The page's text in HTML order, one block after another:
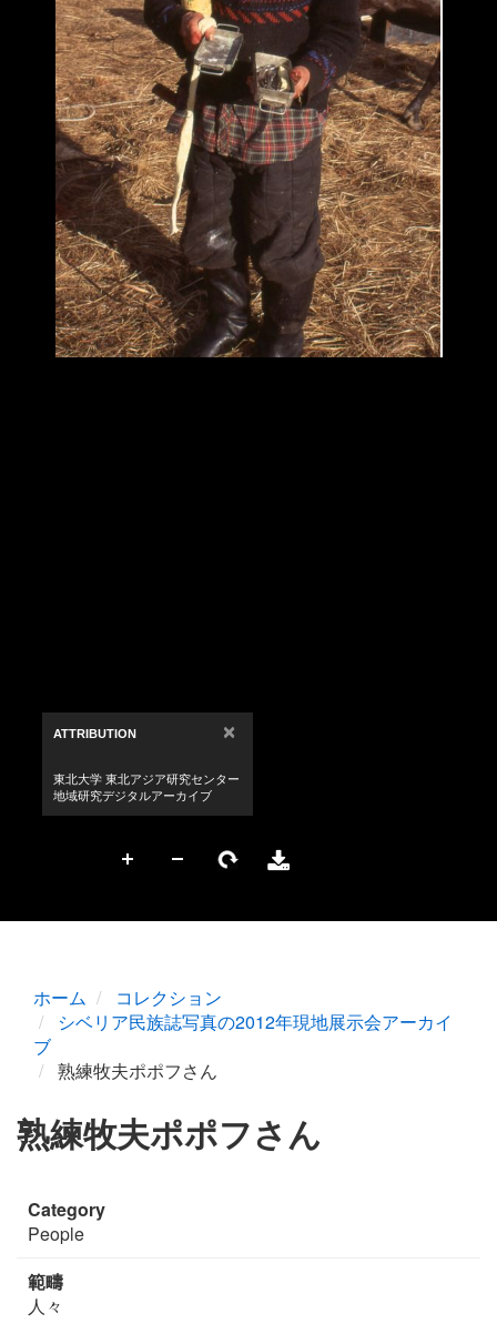
ホーム
コレクション
シベリア民族誌写真の2012年現地展示会アーカイ
ブ
熟練牧夫ポポフさん
熟練牧夫ポポフさん
Category
People
範疇
人々